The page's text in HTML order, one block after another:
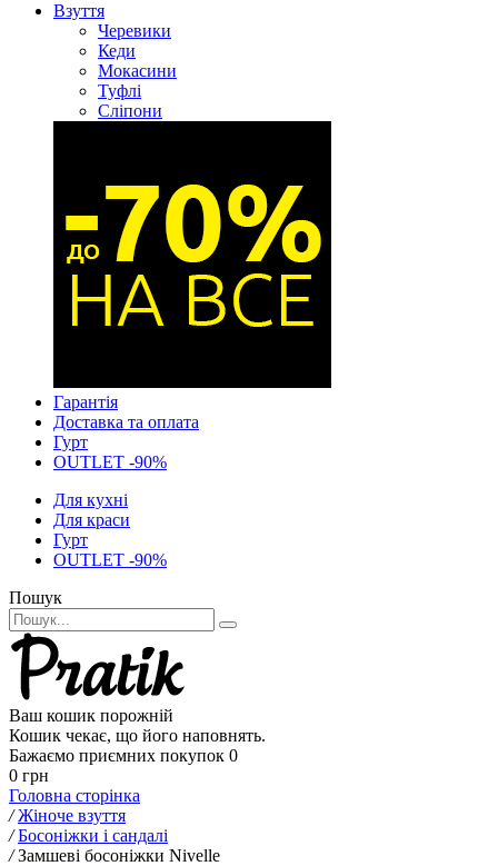
Взуття
Черевики
Кеди
Мокасини
Туфлі
Сліпони
Гарантія
Доставка та оплата
Гурт
OUTLET -90%
Для кухні
Для краси
Гурт
OUTLET -90%
Пошук
Ваш кошик порожній
Кошик чекає, що його наповнять.
Бажаємо приємних покупок 0
0 грн
Головна сторінка
/ Жіноче взуття
/ Босоніжки і сандалі
/ Замшеві босоніжки Nivelle